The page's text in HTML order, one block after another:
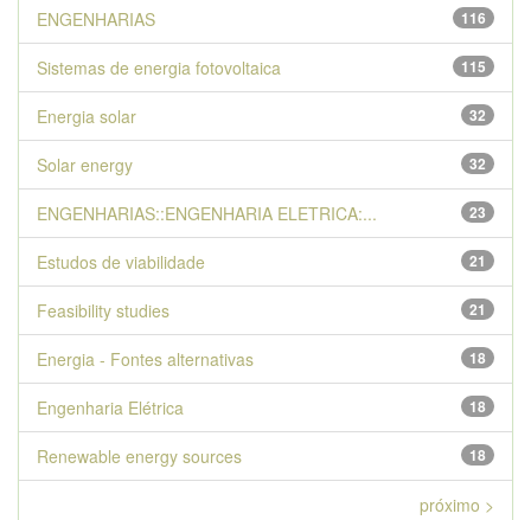
116
ENGENHARIAS
115
Sistemas de energia fotovoltaica
32
Energia solar
32
Solar energy
23
ENGENHARIAS::ENGENHARIA ELETRICA:...
21
Estudos de viabilidade
21
Feasibility studies
18
Energia - Fontes alternativas
18
Engenharia Elétrica
18
Renewable energy sources
próximo >